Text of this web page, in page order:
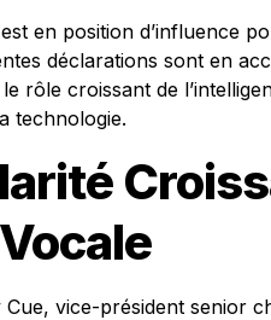
en position d’influence
déclarations sont en
rôle croissant de
technologie.
Cue, vice-président senior